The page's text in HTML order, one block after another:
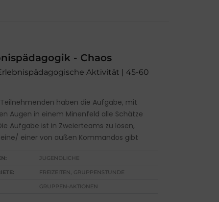
- Chaos
Aktivität | 45-60
haben die Aufgabe, mit
Augen in einem Minenfeld alle Schätze
Aufgabe ist in Zweierteams zu lösen,
einer von außen Kommandos gibt
JUGENDLICHE
FREIZEITEN, GRUPPENSTUNDE
GRUPPEN-AKTIONEN